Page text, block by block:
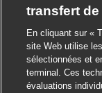
transfert
En cliquant sur «
site Web utilise
sélectionnées et
terminal. Ces
évaluations